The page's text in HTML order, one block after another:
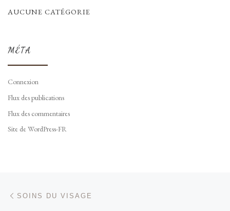
AUCUNE CATÉGORIE
MÉTA
Connexion
Flux des publications
Flux des commentaires
Site de WordPress-FR
Parcourir les articles
SOINS DU VISAGE